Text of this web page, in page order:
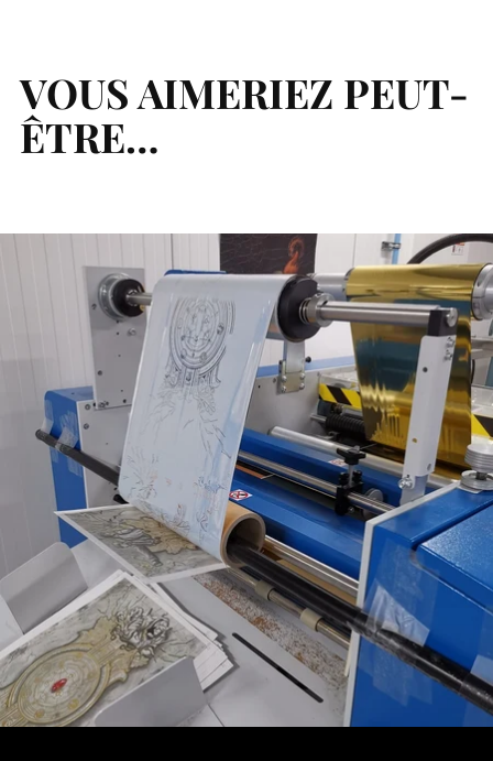
votre
panier
VOUS AIMERIEZ PEUT-
ÊTRE…